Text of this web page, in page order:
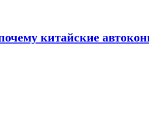
китайские